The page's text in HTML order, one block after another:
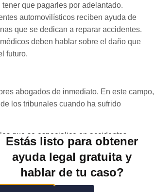
que pagarles por adelantado.
automovilísticos reciben ayuda de
que se dedican a reparar accidentes.
deben hablar sobre el daño que
futuro.
abogados de inmediato. En este campo,
los tribunales cuando ha sufrido
que se especialice en accidentes
de Raphael B. Hedwat, puede encontrar
Se encargan de casos relacionados
con abogados especializados en
con nosotros de inmediato
Estás listo para obtener
ayuda legal gratuita y
hablar de tu caso?